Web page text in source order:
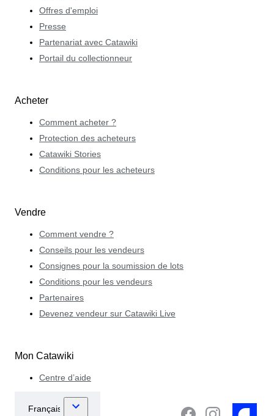
Offres d'emploi
Presse
Partenariat avec Catawiki
Portail du collectionneur
Acheter
Comment acheter ?
Protection des acheteurs
Catawiki Stories
Conditions pour les acheteurs
Vendre
Comment vendre ?
Conseils pour les vendeurs
Consignes pour la soumission de lots
Conditions pour les vendeurs
Partenaires
Devenez vendeur sur Catawiki Live
Mon Catawiki
Centre d’aide